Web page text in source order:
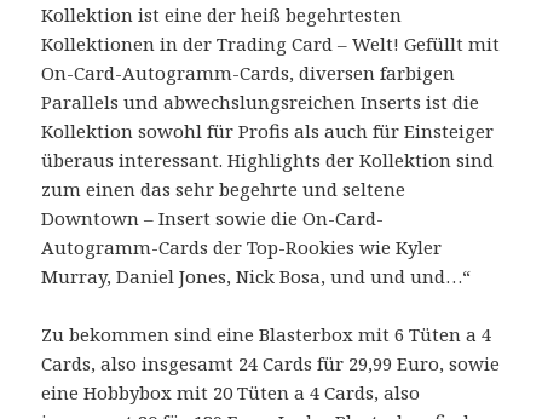
Kollektion ist eine der heiß begehrtesten
Kollektionen in der Trading Card – Welt! Gefüllt mit
On-Card-Autogramm-Cards, diversen farbigen
Parallels und abwechslungsreichen Inserts ist die
Kollektion sowohl für Profis als auch für Einsteiger
überaus interessant. Highlights der Kollektion sind
zum einen das sehr begehrte und seltene
Downtown – Insert sowie die On-Card-
Autogramm-Cards der Top-Rookies wie Kyler
Murray, Daniel Jones, Nick Bosa, und und und…“
Zu bekommen sind eine Blasterbox mit 6 Tüten a 4
Cards, also insgesamt 24 Cards für 29,99 Euro, sowie
eine Hobbybox mit 20 Tüten a 4 Cards, also